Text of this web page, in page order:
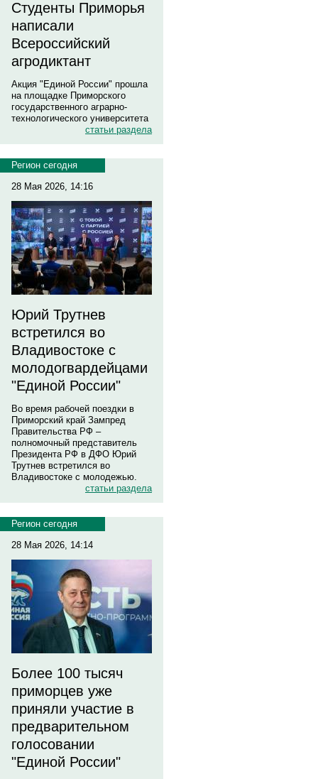
Студенты Приморья
написали
Всероссийский
агродиктант
Акция "Единой России" прошла
на площадке Приморского
государственного аграрно-
технологического университета
статьи раздела
Регион сегодня
28 Мая 2026, 14:16
Юрий Трутнев
встретился во
Владивостоке с
молодогвардейцами
"Единой России"
Во время рабочей поездки в
Приморский край Зампред
Правительства РФ –
полномочный представитель
Президента РФ в ДФО Юрий
Трутнев встретился во
Владивостоке с молодежью.
статьи раздела
Регион сегодня
28 Мая 2026, 14:14
Более 100 тысяч
приморцев уже
приняли участие в
предварительном
голосовании
"Единой России"